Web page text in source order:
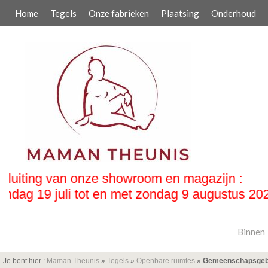
Home Tegels Onze fabrieken Plaatsing Onderhoud
Binnen
Je bent hier : Maman Theunis » Tegels » Openbare ruimtes »